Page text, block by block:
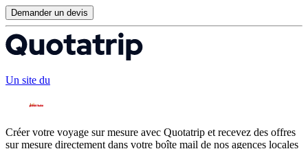
Demander un devis
Un site du
Créer votre voyage sur mesure avec Quotatrip et recevez des offres
sur mesure directement dans votre boîte mail de nos agences locales